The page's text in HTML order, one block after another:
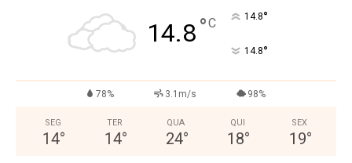
14.8°C 14.8°
14.8°
78% 3.1m/s 98%
SEG
14°
TER
14°
QUA
24°
QUI
18°
SEX
19°